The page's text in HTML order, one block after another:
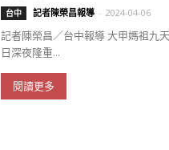
台中 記者陳榮昌報導 - 2024-04-06
記者陳榮昌／台中報導 大甲媽祖九
日深夜隆重...
閱讀更多